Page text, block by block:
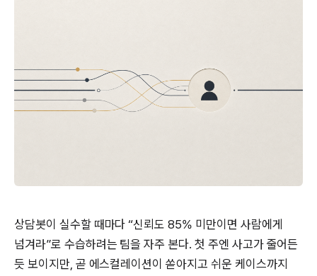
상담봇이 실수할 때마다 “신뢰도 85% 미만이면 사람에게
넘겨라”로 수습하려는 팀을 자주 본다. 첫 주엔 사고가 줄어든
듯 보이지만, 곧 에스컬레이션이 쏟아지고 쉬운 케이스까지